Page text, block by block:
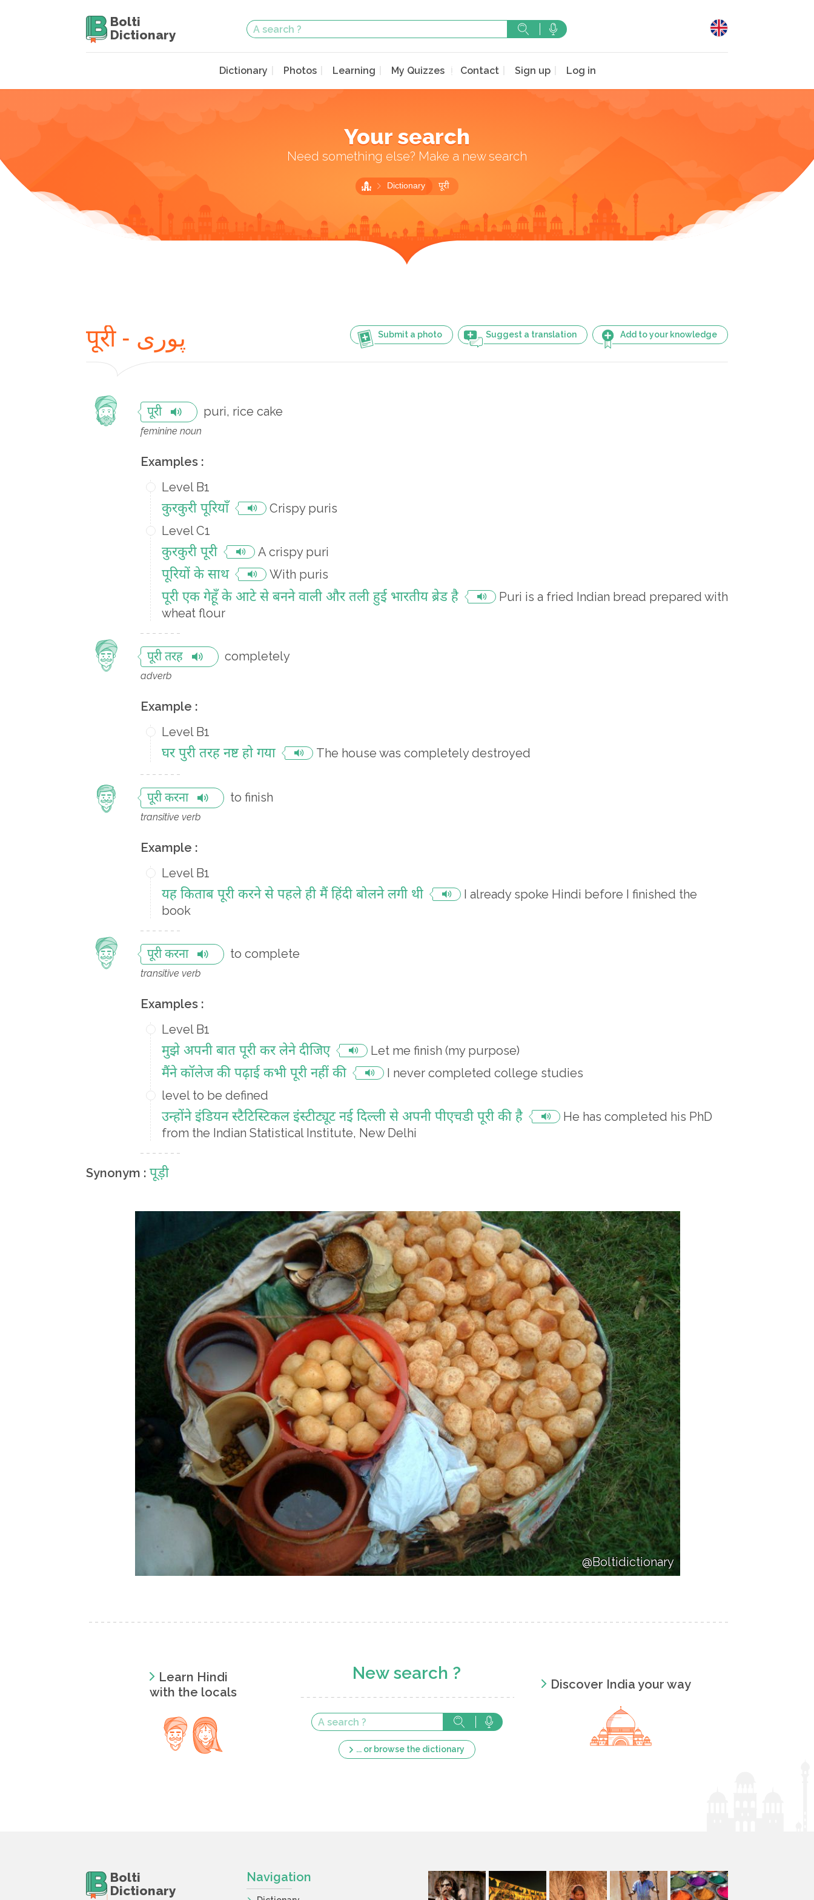
Bolti
Dictionary
Dictionary Photos Learning My Quizzes Contact Sign up Log in
Your search
Need something else? Make a new search
Dictionary पूरी
Submit a photo Suggest a translation Add to your knowledge पूरी - پوری
पूरी puri, rice cake
feminine noun
Examples :
Level B1
कुरकुरी पूरियाँ
Crispy puris
Level C1
कुरकुरी पूरी A crispy puri
पूरियों के साथ With puris
पूरी एक गेहूँ के आटे से बनने वाली और तली हुई भारतीय ब्रेड है
Puri is a fried Indian bread prepared with
wheat flour
पूरी तरह completely
adverb
Example :
Level B1
घर पुरी तरह नष्ट हो गया The house was completely destroyed
पूरी करना to finish
transitive verb
Example :
Level B1
यह किताब पूरी करने से पहले ही मैं हिंदी बोलने लगी थी
I already spoke Hindi before I finished the
book
पूरी करना to complete
transitive verb
Examples :
Level B1
मुझे अपनी बात पूरी कर लेने दीजिए Let me finish (my purpose)
मैंने कॉलेज की पढ़ाई कभी पूरी नहीं की
I never completed college studies
level to be defined
उन्होंने इंडियन स्टैटिस्टिकल इंस्टीट्यूट नई दिल्ली से अपनी पीएचडी पूरी की है
He has completed his PhD
from the Indian Statistical Institute, New Delhi
Synonym : पूड़ी
@Boltidictionary
Learn Hindi
with the locals
New search ?
... or browse the dictionary
Discover India your way
Bolti
Dictionary
Navigation